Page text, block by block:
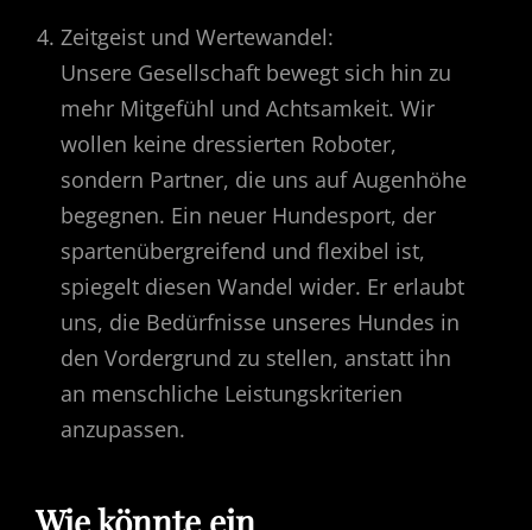
Zeitgeist und Wertewandel:
Unsere Gesellschaft bewegt sich hin zu
mehr Mitgefühl und Achtsamkeit. Wir
wollen keine dressierten Roboter,
sondern Partner, die uns auf Augenhöhe
begegnen. Ein neuer Hundesport, der
spartenübergreifend und flexibel ist,
spiegelt diesen Wandel wider. Er erlaubt
uns, die Bedürfnisse unseres Hundes in
den Vordergrund zu stellen, anstatt ihn
an menschliche Leistungskriterien
anzupassen.
Wie könnte ein